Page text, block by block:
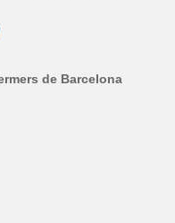
de Barcelona